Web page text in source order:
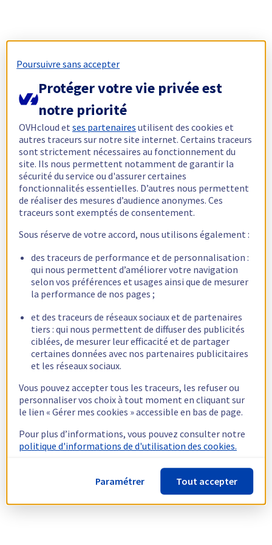
Poursuivre sans accepter
Protéger votre vie privée est
notre priorité
OVHcloud etses partenaires utilisent des cookies et
autres traceurs sur notre site internet. Certains traceurs
sont strictement nécessaires au fonctionnement du
site. Ils nous permettent notamment de garantir la
sécurité du service ou d'assurer certaines
fonctionnalités essentielles. D’autres nous permettent
de réaliser des mesures d’audience anonymes. Ces
traceurs sont exemptés de consentement.
Sous réserve de votre accord, nous utilisons également :
des traceurs de performance et de personnalisation :
qui nous permettent d’améliorer votre navigation
selon vos préférences et usages ainsi que de mesurer
la performance de nos pages ;
et des traceurs de réseaux sociaux et de partenaires
tiers : qui nous permettent de diffuser des publicités
ciblées, de mesurer leur efficacité et de partager
certaines données avec nos partenaires publicitaires
et les réseaux sociaux.
Vous pouvez accepter tous les traceurs, les refuser ou
personnaliser vos choix à tout moment en cliquant sur
le lien « Gérer mes cookies » accessible en bas de page.
Pour plus d’informations, vous pouvez consulter notre
politique d'informations de d'utilisation des cookies.
Paramétrer Tout accepter